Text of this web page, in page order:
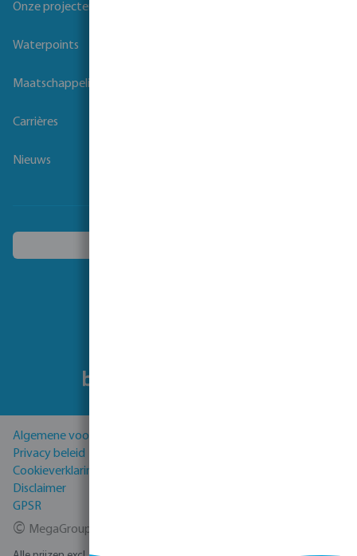
Onze projecten
Waterpoints
Maatschappelijk verantwoord ondernemen
Carrières
Nieuws
Algemene voorwaarden
Privacy beleid
Cookieverklaring
Disclaimer
GPSR
© MegaGroup Trade 2026